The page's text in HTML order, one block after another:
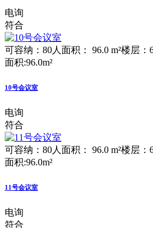
电询
符合
可容纳：80人 面积： 96.0 m²楼层：
面积:96.0m²
10号会议室
电询
符合
可容纳：80人 面积： 96.0 m²楼层：
面积:96.0m²
11号会议室
电询
符合